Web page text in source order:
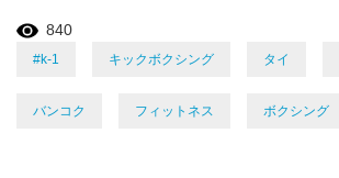
840
#k-1 キックボクシング タイ
バンコク フィットネス ボクシング